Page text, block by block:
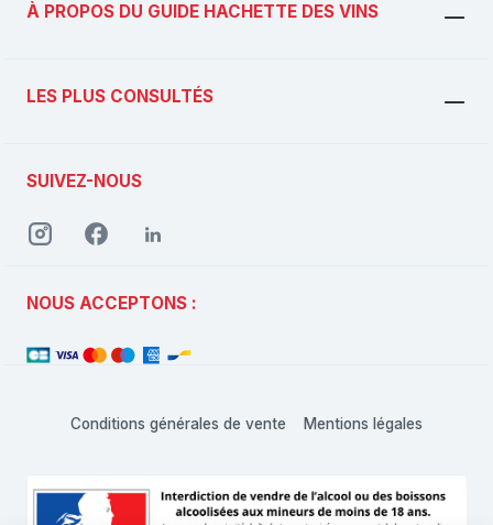
À PROPOS DU GUIDE HACHETTE DES VINS
LES PLUS CONSULTÉS
SUIVEZ-NOUS
NOUS ACCEPTONS :
Conditions générales de vente Mentions légales